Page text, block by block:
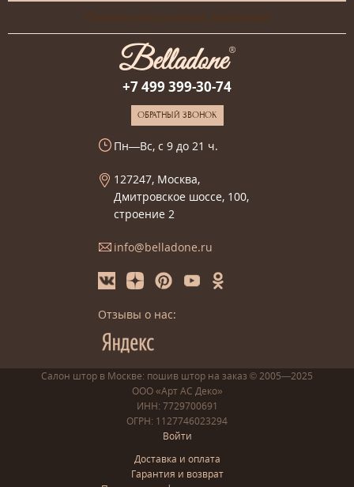
Онлайн-консультация дизайнера
+7 499 399-30-74
ОБРАТНЫЙ ЗВОНОК
Пн—Вс, с 9 до 21 ч.
127247, Москва,
Дмитровское шоссе, 100,
строение 2
info@belladone.ru
Отзывы о нас:
Салон штор в Москве: пошив штор на заказ © 2005—2025
ООО «Арт АС Деко»
ИНН: 7729700691
ОГРН: 1127746023294
Войти
Доставка и оплата
Гарантия и возврат